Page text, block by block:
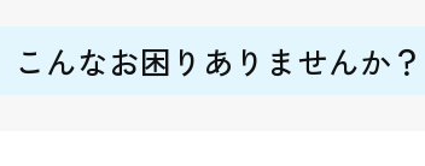
こんなお困りありませんか？